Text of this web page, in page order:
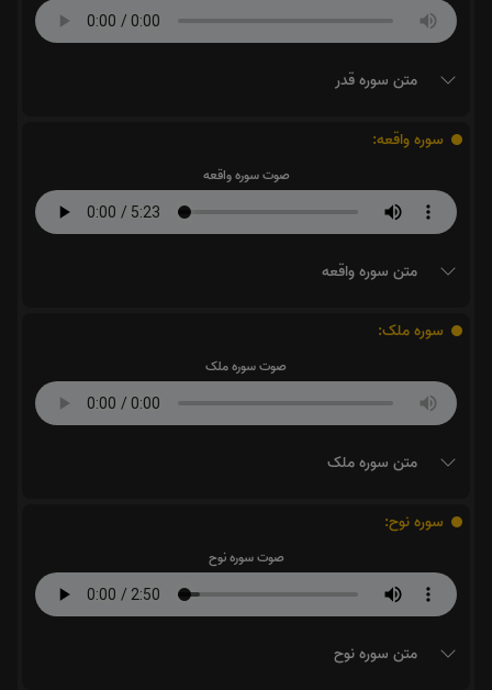
متن سوره قدر
سوره واقعه:
صوت سوره واقعه
متن سوره واقعه
سوره ملک:
صوت سوره ملک
متن سوره ملک
سوره نوح:
صوت سوره نوح
متن سوره نوح